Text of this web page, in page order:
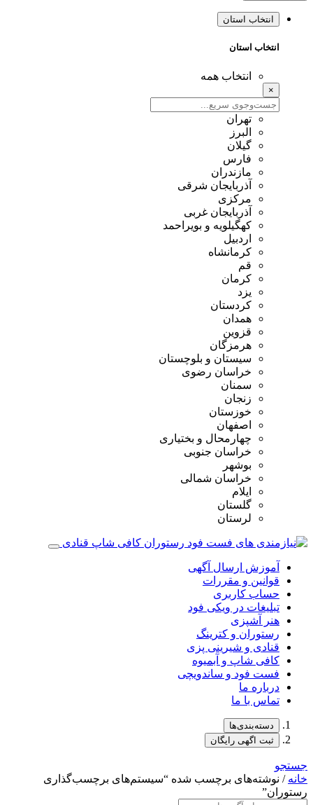
انتخاب استان
انتخاب استان
انتخاب همه
×
تهران
البرز
گیلان
فارس
مازندران
آذربایجان شرقی
مرکزی
آذربایجان غربی
کهگیلویه و بویراحمد
اردبیل
کرمانشاه
قم
کرمان
یزد
کردستان
همدان
قزوین
هرمزگان
سیستان و بلوچستان
خراسان رضوی
سمنان
زنجان
خوزستان
اصفهان
چهارمحال و بختیاری
خراسان جنوبی
بوشهر
خراسان شمالی
ایلام
گلستان
لرستان
آموزش ارسال آگهی
قوانین و مقررات
حساب کاربری
تبلیغات در ویکی فود
هنر آشپزی
رستوران و کترینگ
قنادی و شیرینی پزی
کافی شاپ و آبمیوه
فست فود و ساندویچی
درباره ما
تماس با ما
دسته‌بندی‌ها
ثبت اگهی رایگان
جستجو
خانه / نوشته‌های برچسب شده “سیستم‌های برچسب‌گذاری
رستوران”